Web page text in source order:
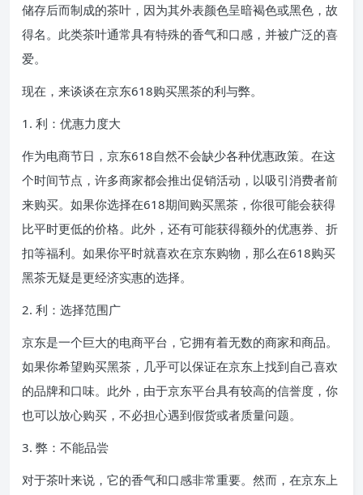
储存后而制成的茶叶，因为其外表颜色呈暗褐色或黑色，故
得名。此类茶叶通常具有特殊的香气和口感，并被广泛的喜
爱。
现在，来谈谈在京东618购买黑茶的利与弊。
1. 利：优惠力度大
作为电商节日，京东618自然不会缺少各种优惠政策。在这
个时间节点，许多商家都会推出促销活动，以吸引消费者前
来购买。如果你选择在618期间购买黑茶，你很可能会获得
比平时更低的价格。此外，还有可能获得额外的优惠券、折
扣等福利。如果你平时就喜欢在京东购物，那么在618购买
黑茶无疑是更经济实惠的选择。
2. 利：选择范围广
京东是一个巨大的电商平台，它拥有着无数的商家和商品。
如果你希望购买黑茶，几乎可以保证在京东上找到自己喜欢
的品牌和口味。此外，由于京东平台具有较高的信誉度，你
也可以放心购买，不必担心遇到假货或者质量问题。
3. 弊：不能品尝
对于茶叶来说，它的香气和口感非常重要。然而，在京东上